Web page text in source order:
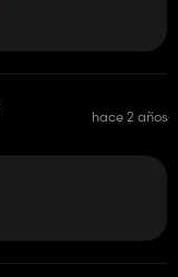
hace 2 años